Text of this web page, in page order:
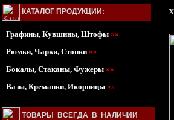
КАТАЛОГ ПРОДУКЦИИ:
Графины, Кувшины, Штофы »»
Рюмки, Чарки, Стопки »»
Бокалы, Стаканы, Фужеры »»
Вазы, Креманки, Икорницы »»
ТОВАРЫ ВСЕГДА В НАЛИЧИИ